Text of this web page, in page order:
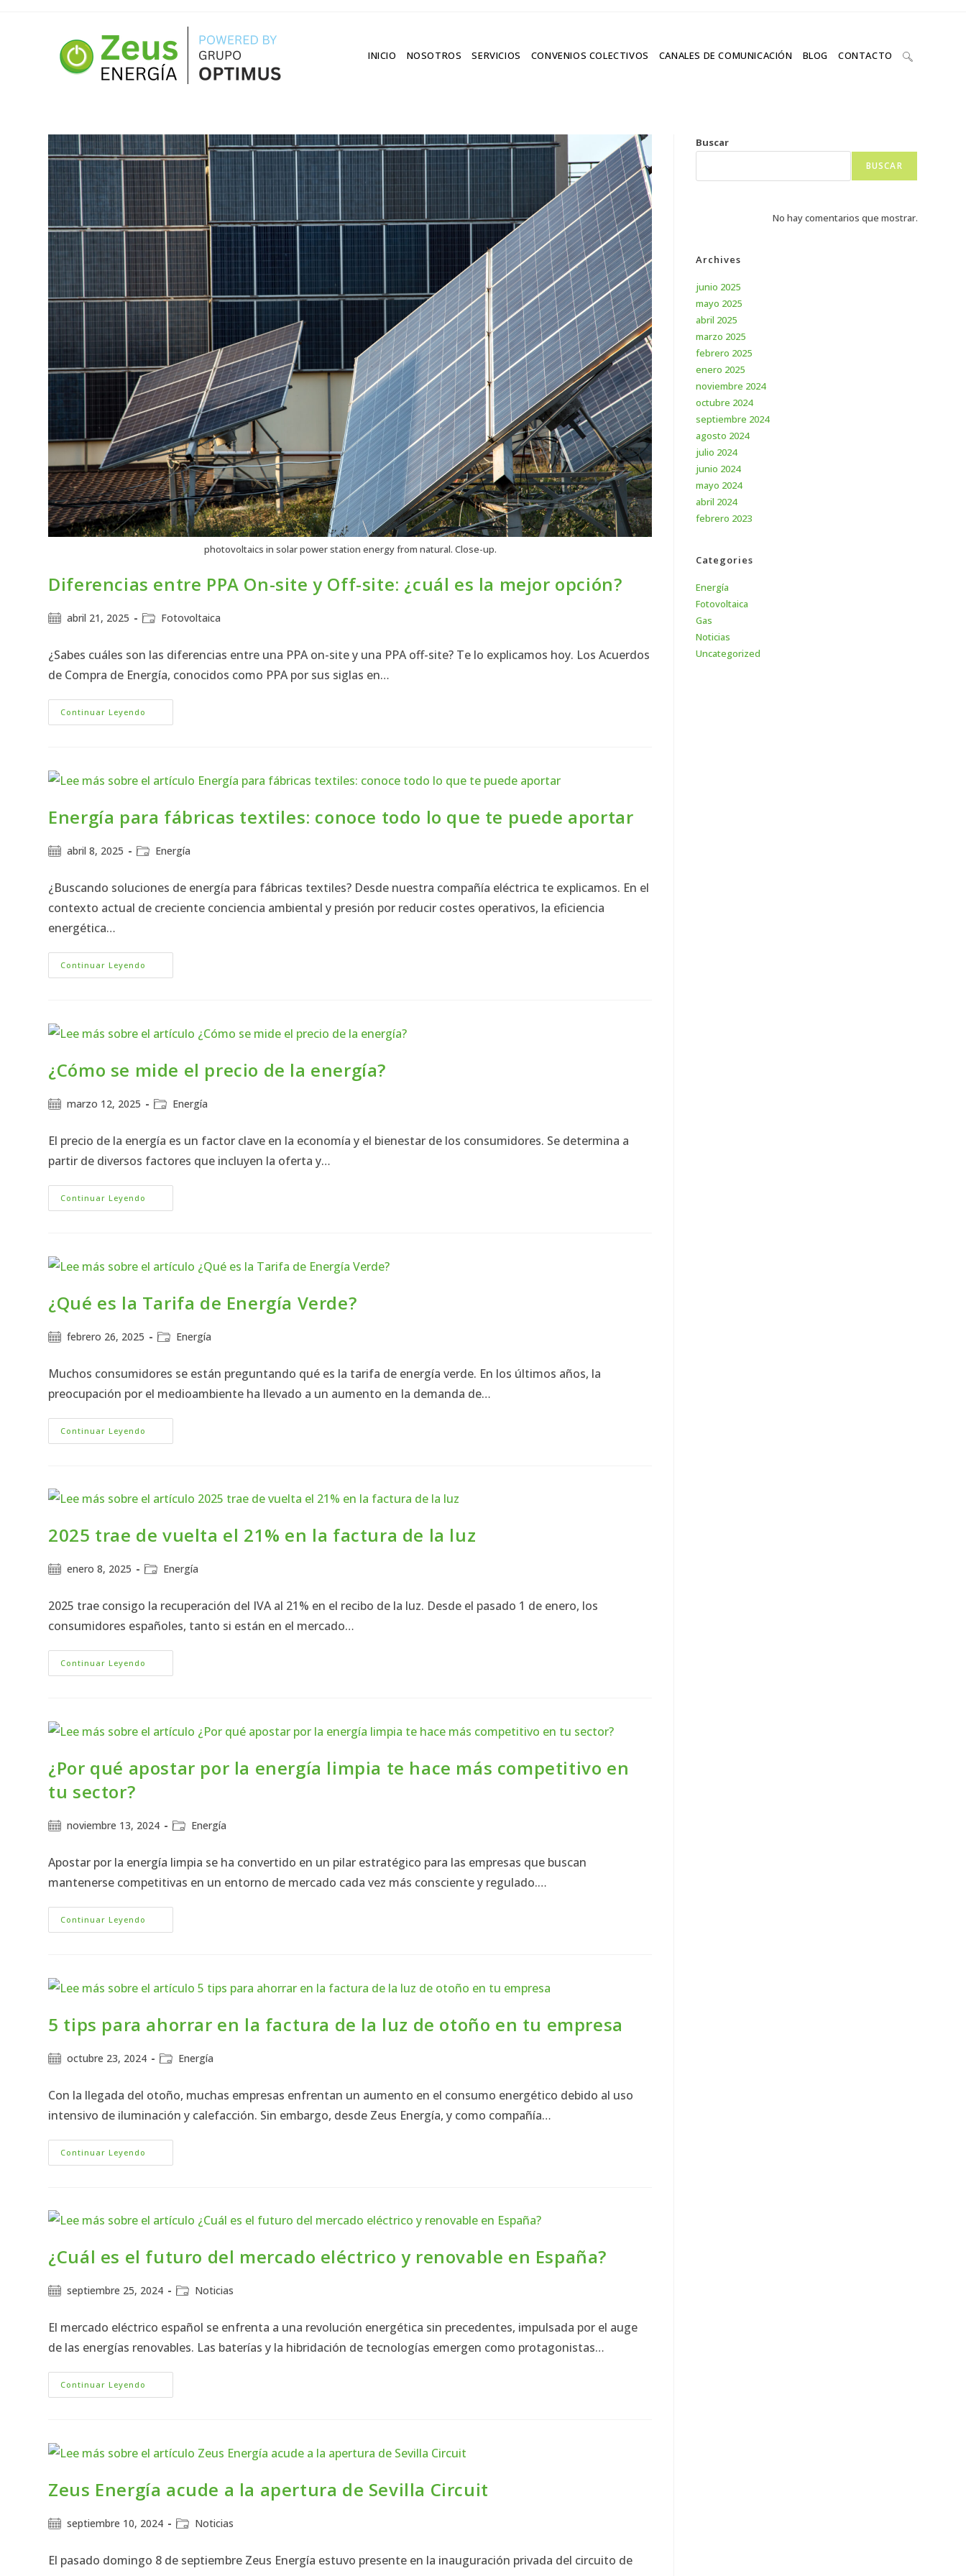
INICIO NOSOTROS SERVICIOS CONVENIOS COLECTIVOS CANALES DE COMUNICACIÓN BLOG CONTACTO
photovoltaics in solar power station energy from natural. Close-up.
Diferencias entre PPA On-site y Off-site: ¿cuál es la mejor opción?
abril 21, 2025 Fotovoltaica
¿Sabes cuáles son las diferencias entre una PPA on-site y una PPA off-site? Te lo explicamos hoy. Los Acuerdos
de Compra de Energía, conocidos como PPA por sus siglas en…
Continuar Leyendo
Energía para fábricas textiles: conoce todo lo que te puede aportar
abril 8, 2025 Energía
¿Buscando soluciones de energía para fábricas textiles? Desde nuestra compañía eléctrica te explicamos. En el
contexto actual de creciente conciencia ambiental y presión por reducir costes operativos, la eficiencia
energética…
Continuar Leyendo
¿Cómo se mide el precio de la energía?
marzo 12, 2025 Energía
El precio de la energía es un factor clave en la economía y el bienestar de los consumidores. Se determina a
partir de diversos factores que incluyen la oferta y…
Continuar Leyendo
¿Qué es la Tarifa de Energía Verde?
febrero 26, 2025 Energía
Muchos consumidores se están preguntando qué es la tarifa de energía verde. En los últimos años, la
preocupación por el medioambiente ha llevado a un aumento en la demanda de…
Continuar Leyendo
2025 trae de vuelta el 21% en la factura de la luz
enero 8, 2025 Energía
2025 trae consigo la recuperación del IVA al 21% en el recibo de la luz. Desde el pasado 1 de enero, los
consumidores españoles, tanto si están en el mercado…
Continuar Leyendo
¿Por qué apostar por la energía limpia te hace más competitivo en
tu sector?
noviembre 13, 2024 Energía
Apostar por la energía limpia se ha convertido en un pilar estratégico para las empresas que buscan
mantenerse competitivas en un entorno de mercado cada vez más consciente y regulado.…
Continuar Leyendo
5 tips para ahorrar en la factura de la luz de otoño en tu empresa
octubre 23, 2024 Energía
Con la llegada del otoño, muchas empresas enfrentan un aumento en el consumo energético debido al uso
intensivo de iluminación y calefacción. Sin embargo, desde Zeus Energía, y como compañía…
Continuar Leyendo
¿Cuál es el futuro del mercado eléctrico y renovable en España?
septiembre 25, 2024 Noticias
El mercado eléctrico español se enfrenta a una revolución energética sin precedentes, impulsada por el auge
de las energías renovables. Las baterías y la hibridación de tecnologías emergen como protagonistas…
Continuar Leyendo
Zeus Energía acude a la apertura de Sevilla Circuit
septiembre 10, 2024 Noticias
El pasado domingo 8 de septiembre Zeus Energía estuvo presente en la inauguración privada del circuito de
Buscar
BUSCAR
No hay comentarios que mostrar.
Archives
junio 2025
mayo 2025
abril 2025
marzo 2025
febrero 2025
enero 2025
noviembre 2024
octubre 2024
septiembre 2024
agosto 2024
julio 2024
junio 2024
mayo 2024
abril 2024
febrero 2023
Categories
Energía
Fotovoltaica
Gas
Noticias
Uncategorized